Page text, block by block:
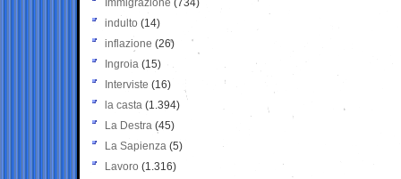
Immigrazione (734)
indulto (14)
inflazione (26)
Ingroia (15)
Interviste (16)
la casta (1.394)
La Destra (45)
La Sapienza (5)
Lavoro (1.316)